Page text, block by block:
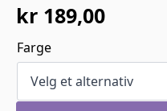
kr 189,00
Farge